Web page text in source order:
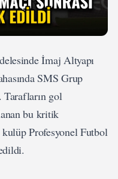
İmaj Altyapı
SMS Grup
Tarafların gol
bu kritik
kulüp Profesyonel Futbol